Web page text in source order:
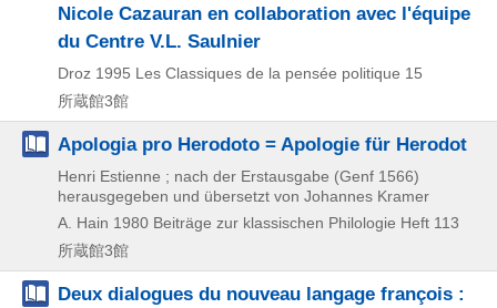
Nicole Cazauran en collaboration avec l'équipe
du Centre V.L. Saulnier
Droz 1995 Les Classiques de la pensée politique 15
所蔵館3館
Apologia pro Herodoto = Apologie für Herodot
Henri Estienne ; nach der Erstausgabe (Genf 1566)
herausgegeben und übersetzt von Johannes Kramer
A. Hain 1980 Beiträge zur klassischen Philologie Heft 113
所蔵館3館
Deux dialogues du nouveau langage françois :